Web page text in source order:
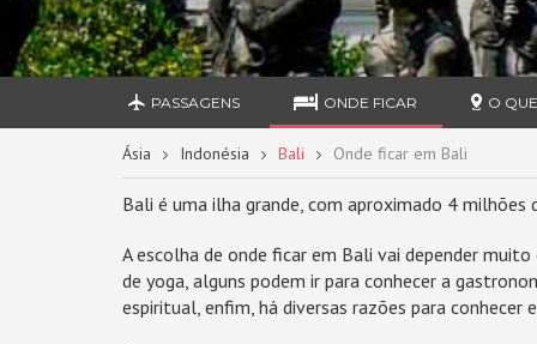
PASSAGENS ONDE FICAR O
Ásia Indonésia Bali Onde ficar em Bali
Bali é uma ilha grande, com aproximado 4
A escolha de onde ficar em Bali vai depender
de yoga, alguns podem ir para conhecer a
espiritual, enfim, há diversas razões para